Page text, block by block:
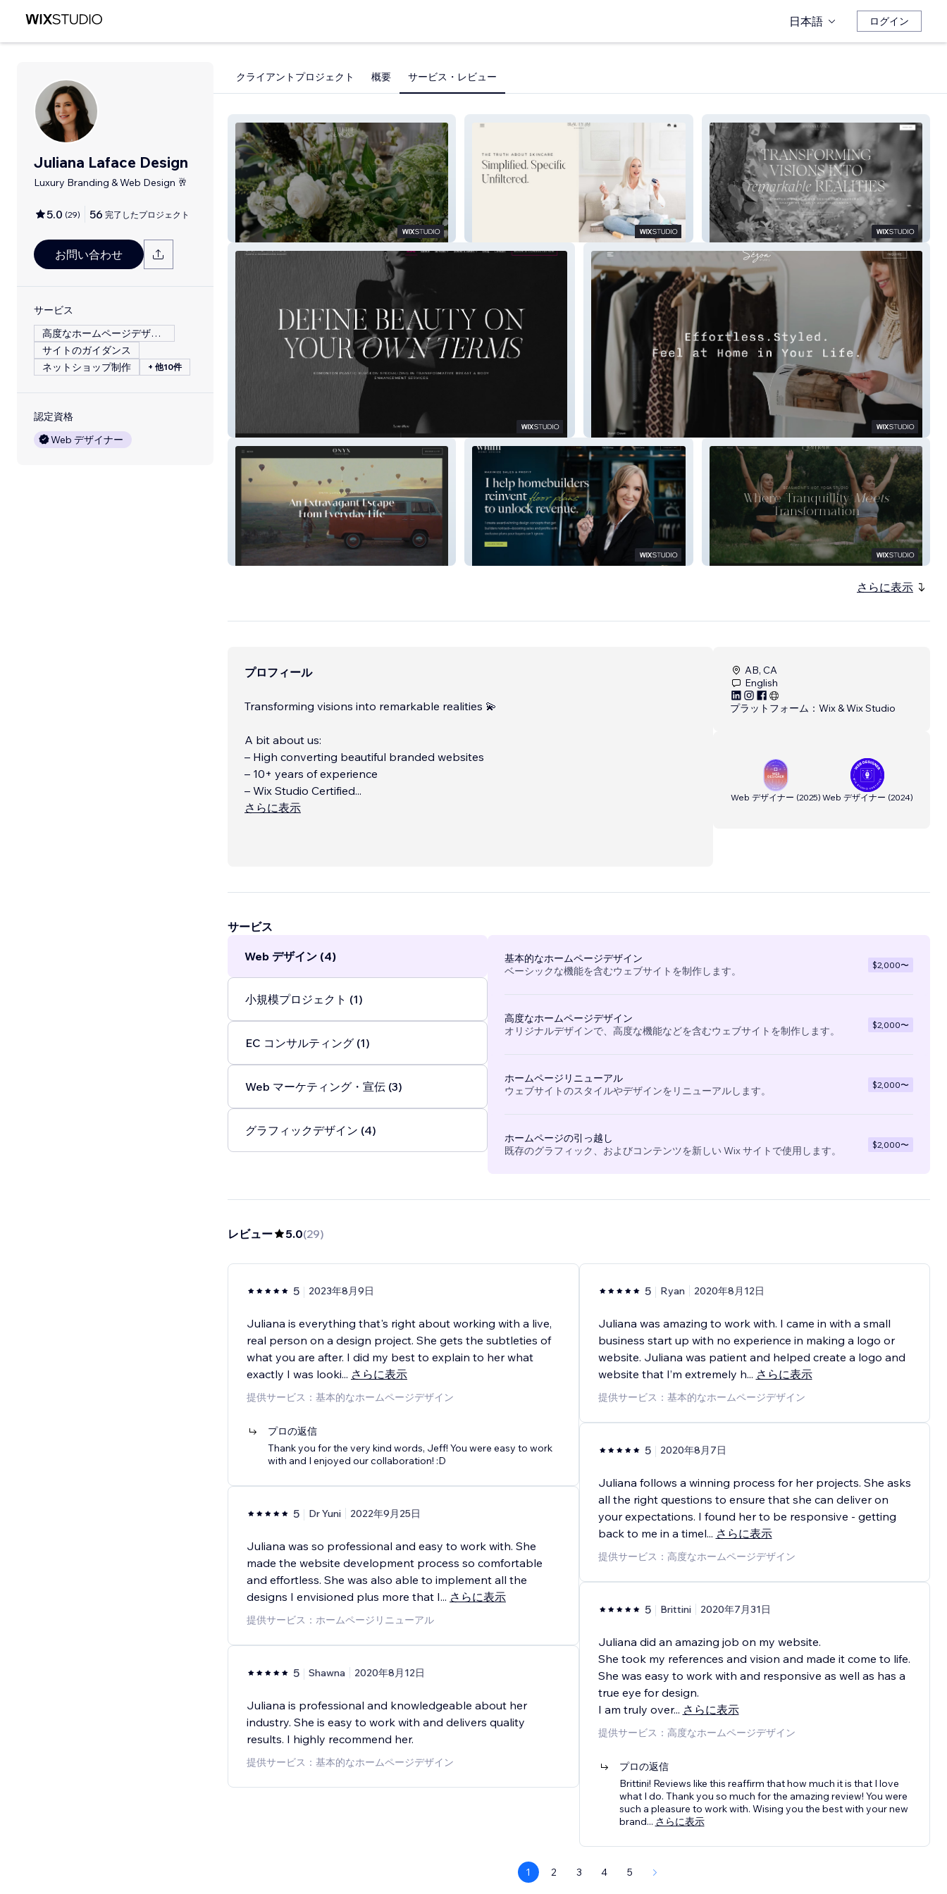
日本語 ログイン
Juliana Laface Design
Luxury Branding & Web Design 🥂
5.0 (29) 56 完了したプロジェクト
お問い合わせ
サービス
高度なホームページデザイン
サイトのガイダンス
ネットショップ制作
+ 他10件
認定資格
Web デザイナー
クライアントプロジェクト 概要 サービス・レビュー
With The Seasons Juliana Laface
Sézon Styling
Onyx Vacations Element Yoga
さらに表示
プロフィール
Transforming visions into remarkable realities 💫
A bit about us:
– High converting beautiful branded websites
– 10+ years of experience
– Wix Studio Certified...
さらに表示
AB, CA
English
プラットフォーム： Wix & Wix Studio
Web デザイナー (2025) Web デザイナー (2024)
サービス
Web デザイン (4)
小規模プロジェクト (1)
EC コンサルティング (1)
Web マーケティング・宣伝 (3)
グラフィックデザイン (4)
基本的なホームページデザイン
ベーシックな機能を含むウェブサイトを制作します。
$2,000〜
高度なホームページデザイン
オリジナルデザインで、高度な機能などを含むウェブサイトを制作します。
$2,000〜
ホームページリニューアル
ウェブサイトのスタイルやデザインをリニューアルします。
$2,000〜
ホームページの引っ越し
既存のグラフィック、およびコンテンツを新しい Wix サイトで使用します。
$2,000〜
レビュー 5.0(29)
5 2023年8月9日
Juliana is everything that's right about working with a live,
real person on a design project. She gets the subtleties of
what you are after. I did my best to explain to her what
exactly I was looki... さらに表示
提供サービス：基本的なホームページデザイン
プロの返信
Thank you for the very kind words, Jeff! You were easy to work
with and I enjoyed our collaboration! :D
5 Dr Yuni 2022年9月25日
Juliana was so professional and easy to work with. She
made the website development process so comfortable
and effortless. She was also able to implement all the
designs I envisioned plus more that I... さらに表示
提供サービス：ホームページリニューアル
5 Shawna 2020年8月12日
Juliana is professional and knowledgeable about her
industry. She is easy to work with and delivers quality
results. I highly recommend her.
提供サービス：基本的なホームページデザイン
5 Ryan 2020年8月12日
Juliana was amazing to work with. I came in with a small
business start up with no experience in making a logo or
website. Juliana was patient and helped create a logo and
website that I’m extremely h... さらに表示
提供サービス：基本的なホームページデザイン
5 2020年8月7日
Juliana follows a winning process for her projects. She asks
all the right questions to ensure that she can deliver on
your expectations. I found her to be responsive - getting
back to me in a timel... さらに表示
提供サービス：高度なホームページデザイン
5 Brittini 2020年7月31日
Juliana did an amazing job on my website.
She took my references and vision and made it come to life.
She was easy to work with and responsive as well as has a
true eye for design.
I am truly over... さらに表示
提供サービス：高度なホームページデザイン
プロの返信
Brittini! Reviews like this reaffirm that how much it is that I love
what I do. Thank you so much for the amazing review! You were
such a pleasure to work with. Wising you the best with your new
brand... さらに表示
1 2 3 4 5